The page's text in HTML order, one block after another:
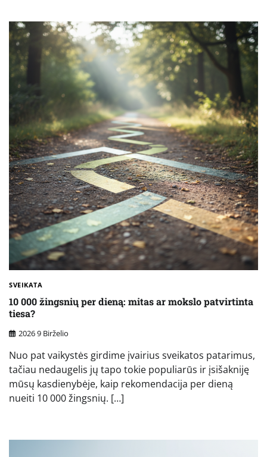
SVEIKATA
10 000 žingsnių per dieną: mitas ar mokslo patvirtinta
tiesa?
2026 9 Birželio
Nuo pat vaikystės girdime įvairius sveikatos patarimus,
tačiau nedaugelis jų tapo tokie populiarūs ir įsišakniję
mūsų kasdienybėje, kaip rekomendacija per dieną
nueiti 10 000 žingsnių. […]